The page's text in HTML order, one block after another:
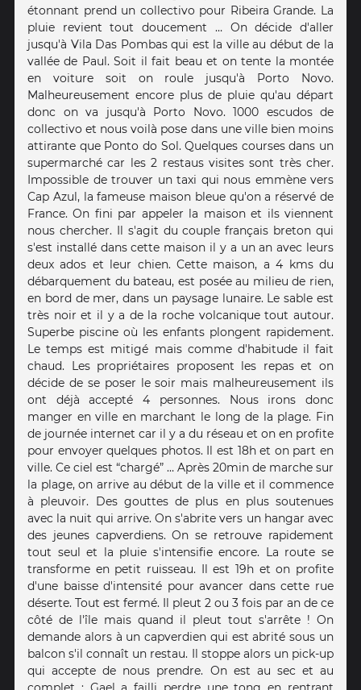
étonnant prend un collectivo pour Ribeira Grande. La
pluie revient tout doucement … On décide d'aller
jusqu'à Vila Das Pombas qui est la ville au début de la
vallée de Paul. Soit il fait beau et on tente la montée
en voiture soit on roule jusqu'à Porto Novo.
Malheureusement encore plus de pluie qu'au départ
donc on va jusqu'à Porto Novo. 1000 escudos de
collectivo et nous voilà pose dans une ville bien moins
attirante que Ponto do Sol. Quelques courses dans un
supermarché car les 2 restaus visites sont très cher.
Impossible de trouver un taxi qui nous emmène vers
Cap Azul, la fameuse maison bleue qu'on a réservé de
France. On fini par appeler la maison et ils viennent
nous chercher. Il s'agit du couple français breton qui
s'est installé dans cette maison il y a un an avec leurs
deux ados et leur chien. Cette maison, a 4 kms du
débarquement du bateau, est posée au milieu de rien,
en bord de mer, dans un paysage lunaire. Le sable est
très noir et il y a de la roche volcanique tout autour.
Superbe piscine où les enfants plongent rapidement.
Le temps est mitigé mais comme d'habitude il fait
chaud. Les propriétaires proposent les repas et on
décide de se poser le soir mais malheureusement ils
ont déjà accepté 4 personnes. Nous irons donc
manger en ville en marchant le long de la plage. Fin
de journée internet car il y a du réseau et on en profite
pour envoyer quelques photos. Il est 18h et on part en
ville. Ce ciel est “chargé” … Après 20min de marche sur
la plage, on arrive au début de la ville et il commence
à pleuvoir. Des gouttes de plus en plus soutenues
avec la nuit qui arrive. On s'abrite vers un hangar avec
des jeunes capverdiens. On se retrouve rapidement
tout seul et la pluie s'intensifie encore. La route se
transforme en petit ruisseau. Il est 19h et on profite
d'une baisse d'intensité pour avancer dans cette rue
déserte. Tout est fermé. Il pleut 2 ou 3 fois par an de ce
côté de l'île mais quand il pleut tout s'arrête ! On
demande alors à un capverdien qui est abrité sous un
balcon s'il connaît un restau. Il stoppe alors un pick-up
qui accepte de nous prendre. On est au sec et au